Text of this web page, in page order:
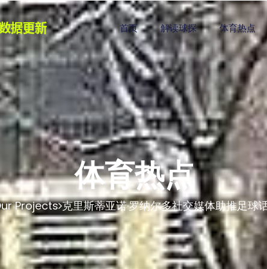
首页 解读球探 体育热点
体育热点
Projects 克里斯蒂亚诺·罗纳尔多社交媒体助推足球